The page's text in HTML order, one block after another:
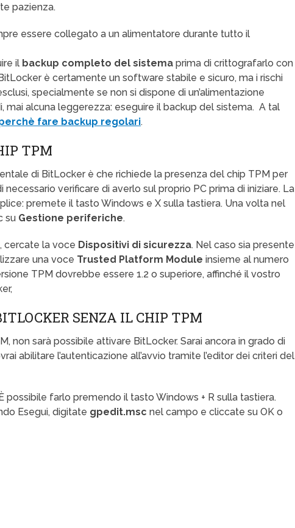
pazienza.
essere collegato a un alimentatore durante tutto il
il backup completo del sistema prima di crittografarlo con
è certamente un software stabile e sicuro, ma i rischi
specialmente se non si dispone di un’alimentazione
mai alcuna leggerezza: eseguire il backup del sistema. A tal
fare backup regolari.
TPM
di BitLocker è che richiede la presenza del chip TPM per
necessario verificare di averlo sul proprio PC prima di iniziare. La
premete il tasto Windows e X sulla tastiera. Una volta nel
su Gestione periferiche.
cercate la voce Dispositivi di sicurezza. Nel caso sia presente
una voce Trusted Platform Module insieme al numero
TPM dovrebbe essere 1.2 o superiore, affinché il vostro
SENZA IL CHIP TPM
non sarà possibile attivare BitLocker. Sarai ancora in grado di
abilitare l’autenticazione all’avvio tramite l’editor dei criteri del
possibile farlo premendo il tasto Windows + R sulla tastiera.
Esegui, digitate gpedit.msc nel campo e cliccate su OK o